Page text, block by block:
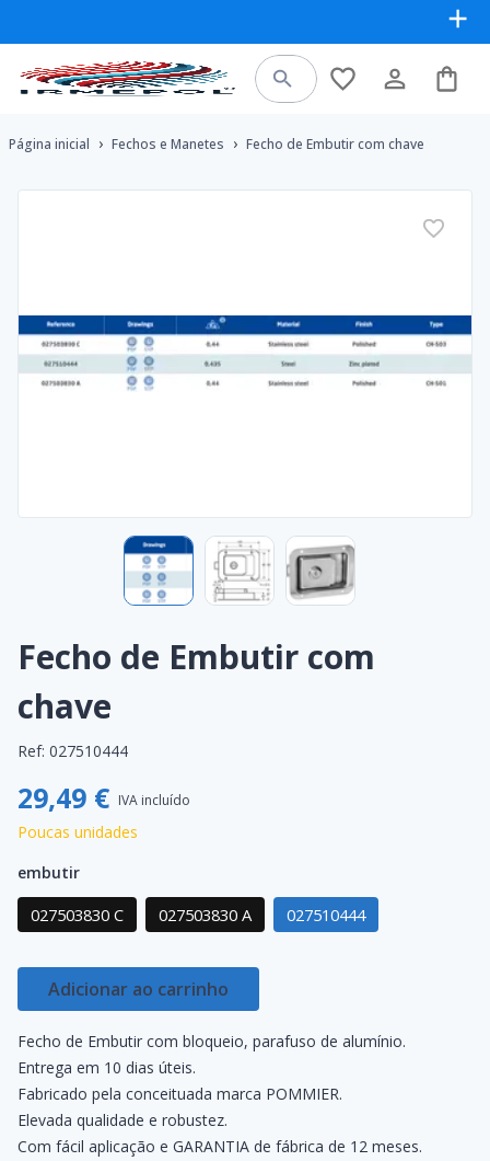
Página inicial › Fechos e Manetes › Fecho de Embutir com chave
Fecho de Embutir com
chave
Ref: 027510444
29,49 € IVA incluído
Poucas unidades
embutir
027503830 C 027503830 A 027510444
Adicionar ao carrinho
Fecho de Embutir com bloqueio, parafuso de alumínio.
Entrega em 10 dias úteis.
Fabricado pela conceituada marca POMMIER.
Elevada qualidade e robustez.
Com fácil aplicação e GARANTIA de fábrica de 12 meses.